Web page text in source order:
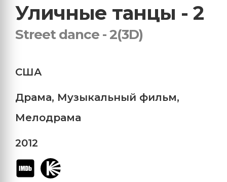
Уличные танцы - 2
Street danсe - 2(3D)
США
Драма, Музыкальный фильм,
Мелодрама
2012